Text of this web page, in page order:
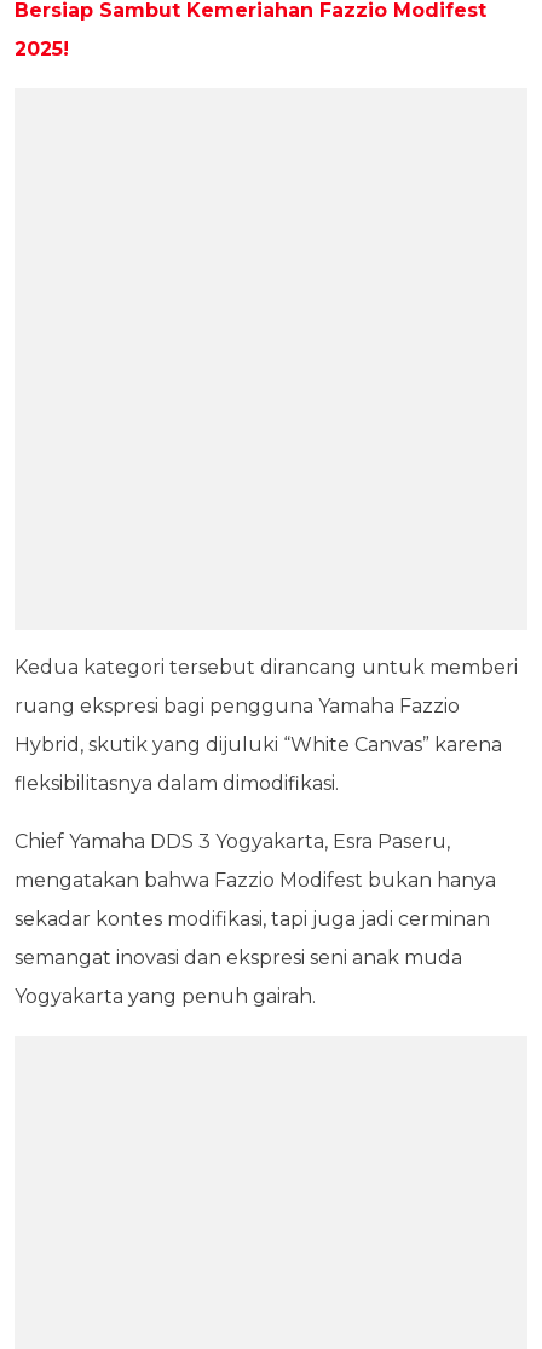
Bersiap Sambut Kemeriahan Fazzio Modifest
2025!
Kedua kategori tersebut dirancang untuk memberi
ruang ekspresi bagi pengguna Yamaha Fazzio
Hybrid, skutik yang dijuluki “White Canvas” karena
fleksibilitasnya dalam dimodifikasi.
Chief Yamaha DDS 3 Yogyakarta, Esra Paseru,
mengatakan bahwa Fazzio Modifest bukan hanya
sekadar kontes modifikasi, tapi juga jadi cerminan
semangat inovasi dan ekspresi seni anak muda
Yogyakarta yang penuh gairah.